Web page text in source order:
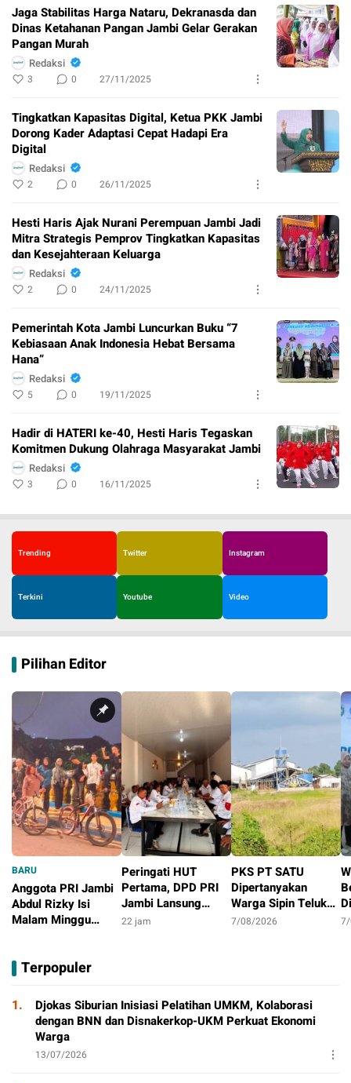
Jaga Stabilitas Harga Nataru, Dekranasda dan
Dinas Ketahanan Pangan Jambi Gelar Gerakan
Pangan Murah
Redaksi
3 0 27/11/2025
Tingkatkan Kapasitas Digital, Ketua PKK Jambi
Dorong Kader Adaptasi Cepat Hadapi Era
Digital
Redaksi
2 0 26/11/2025
Hesti Haris Ajak Nurani Perempuan Jambi Jadi
Mitra Strategis Pemprov Tingkatkan Kapasitas
dan Kesejahteraan Keluarga
Redaksi
2 0 24/11/2025
Pemerintah Kota Jambi Luncurkan Buku “7
Kebiasaan Anak Indonesia Hebat Bersama
Hana”
Redaksi
5 0 19/11/2025
Hadir di HATERI ke-40, Hesti Haris Tegaskan
Komitmen Dukung Olahraga Masyarakat Jambi
Redaksi
3 0 16/11/2025
Trending Twitter Instagram
Terkini Youtube Video
Pilihan Editor
BARU
Anggota PRI Jambi
Abdul Rizky Isi
Malam Minggu
Aktivitas Positif
Peringati HUT
Pertama, DPD PRI
Jambi Lansung
Berbagi Dengan
22 jam
PKS PT SATU
Dipertanyakan
Warga Sipin Teluk
Duren, Jarak Dekat
7/08/2026
Terpopuler
1.
Djokas Siburian Inisiasi Pelatihan UMKM, Kolaborasi
dengan BNN dan Disnakerkop-UKM Perkuat Ekonomi
Warga
13/07/2026